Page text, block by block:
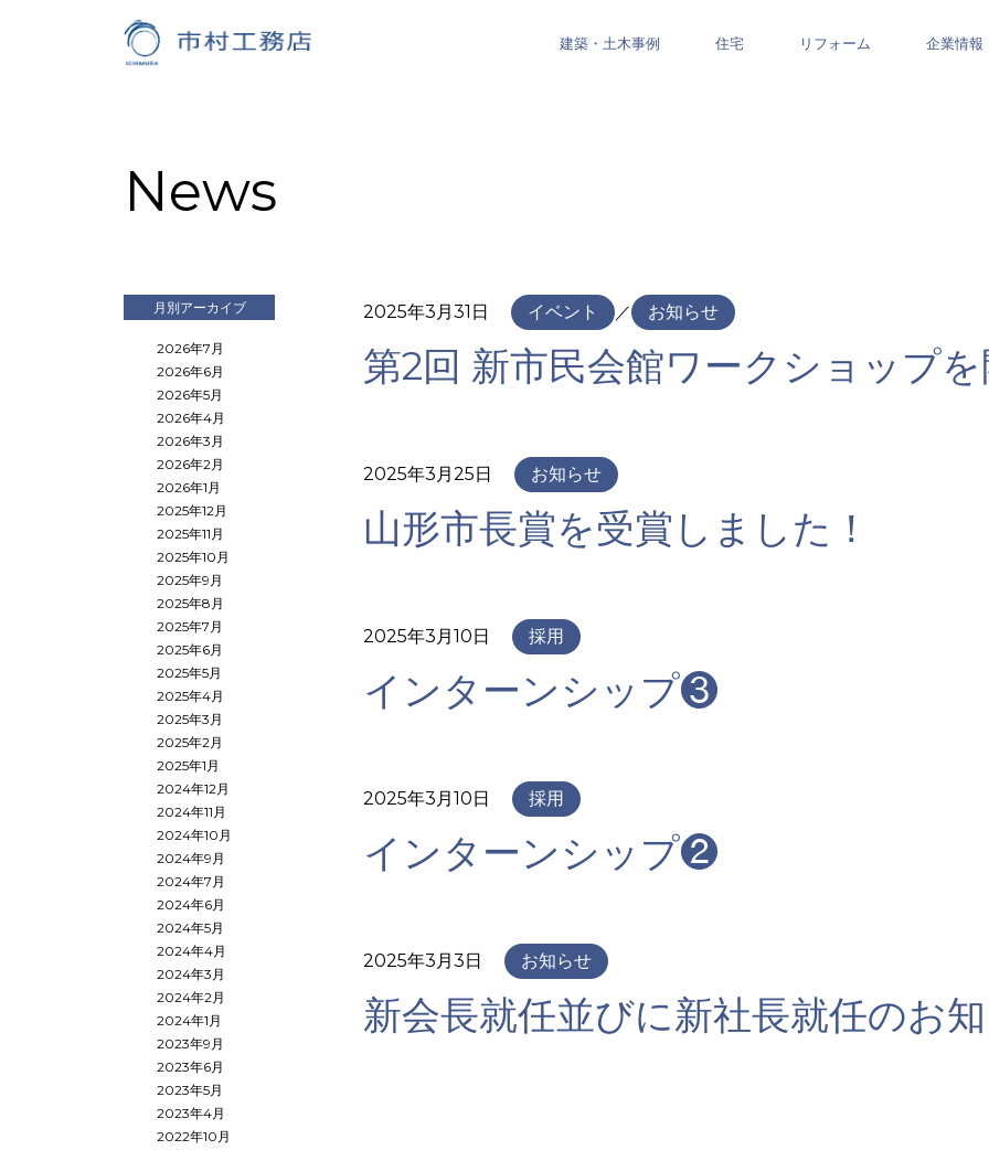
建築・土木事例 住宅 リフォーム 企業情報
News
2025年3月31日 イベント ／ お知らせ
第2回 新市民会館ワークショップ
2025年3月25日 お知らせ
山形市長賞を受賞しました！
2025年3月10日 採用
インターンシップ❸
2025年3月10日 採用
インターンシップ❷
2025年3月3日 お知らせ
新会長就任並びに新社長就任のお
月別アーカイブ
2026年7月
2026年6月
2026年5月
2026年4月
2026年3月
2026年2月
2026年1月
2025年12月
2025年11月
2025年10月
2025年9月
2025年8月
2025年7月
2025年6月
2025年5月
2025年4月
2025年3月
2025年2月
2025年1月
2024年12月
2024年11月
2024年10月
2024年9月
2024年7月
2024年6月
2024年5月
2024年4月
2024年3月
2024年2月
2024年1月
2023年9月
2023年6月
2023年5月
2023年4月
2022年10月